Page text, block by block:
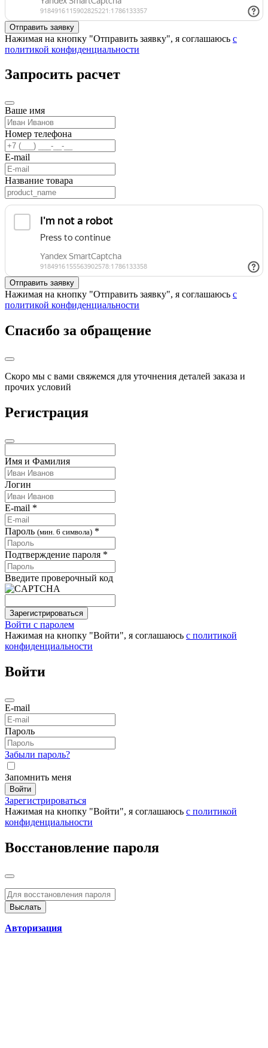
Нажимая на кнопку "Отправить заявку", я соглашаюсь с
политикой конфиденциальности
Запросить расчет
Ваше имя
Номер телефона
E-mail
Название товара
Нажимая на кнопку "Отправить заявку", я соглашаюсь с
политикой конфиденциальности
Спасибо за обращение
Скоро мы с вами свяжемся для уточнения деталей заказа и
прочих условий
Регистрация
Имя и Фамилия
Логин
E-mail *
Пароль (мин. 6 символа) *
Подтверждение пароля *
Введите проверочный код
Зарегистрироваться
Войти с паролем
Нажимая на кнопку "Войти", я соглашаюсь с политикой
конфиденциальности
Войти
E-mail
Пароль
Забыли пароль?
Запомнить меня
Войти
Зарегистрироваться
Нажимая на кнопку "Войти", я соглашаюсь с политикой
конфиденциальности
Восстановление пароля
Авторизация